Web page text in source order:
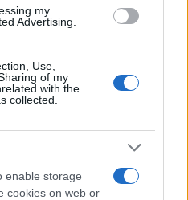
my
Advertising.
Use,
of my
with the
collected.
enable storage
cookies on web or
ha ritrovato una serie di
approfondimento sulla
è collaboratrice storica che
tematiche. Ha studi